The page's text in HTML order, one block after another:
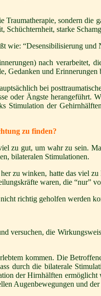
sondern die
Schüchternheit, starke
wie: “Desensibilisierung und
nach verarbeitet,
und
bei
oder Ängste herangeführt.
der
zu finden?
zu gut, um wahr zu sein.
bilateralen Stimulationen.
zu winken, hatte das viel
waren, die “nur”
richtig geholfen werden
die
kommen. Die
durch die bilaterale
der Hirnhälften
Augenbewegungen und